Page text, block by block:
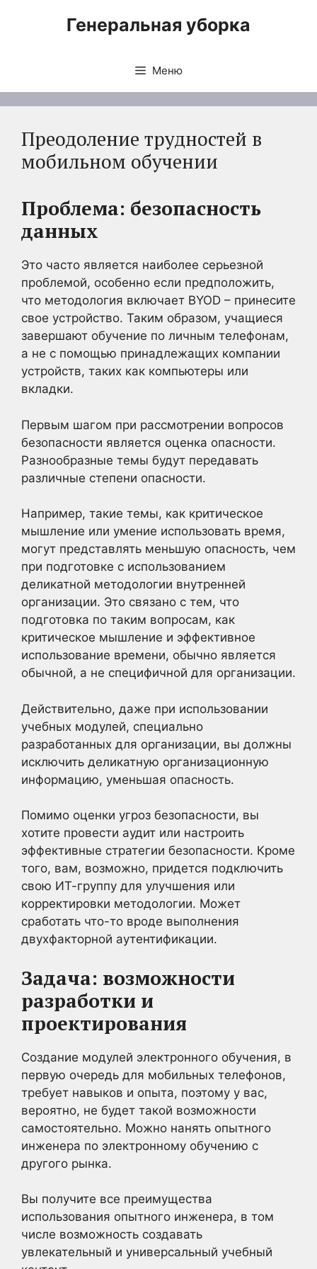
Генеральная уборка
Меню
Преодоление трудностей в
мобильном обучении
Проблема: безопасность
данных
Это часто является наиболее серьезной
проблемой, особенно если предположить,
что методология включает BYOD – принесите
свое устройство. Таким образом, учащиеся
завершают обучение по личным телефонам,
а не с помощью принадлежащих компании
устройств, таких как компьютеры или
вкладки.
Первым шагом при рассмотрении вопросов
безопасности является оценка опасности.
Разнообразные темы будут передавать
различные степени опасности.
Например, такие темы, как критическое
мышление или умение использовать время,
могут представлять меньшую опасность, чем
при подготовке с использованием
деликатной методологии внутренней
организации. Это связано с тем, что
подготовка по таким вопросам, как
критическое мышление и эффективное
использование времени, обычно является
обычной, а не специфичной для организации.
Действительно, даже при использовании
учебных модулей, специально
разработанных для организации, вы должны
исключить деликатную организационную
информацию, уменьшая опасность.
Помимо оценки угроз безопасности, вы
хотите провести аудит или настроить
эффективные стратегии безопасности. Кроме
того, вам, возможно, придется подключить
свою ИТ-группу для улучшения или
корректировки методологии. Может
сработать что-то вроде выполнения
двухфакторной аутентификации.
Задача: возможности
разработки и
проектирования
Создание модулей электронного обучения, в
первую очередь для мобильных телефонов,
требует навыков и опыта, поэтому у вас,
вероятно, не будет такой возможности
самостоятельно. Можно нанять опытного
инженера по электронному обучению с
другого рынка.
Вы получите все преимущества
использования опытного инженера, в том
числе возможность создавать
увлекательный и универсальный учебный